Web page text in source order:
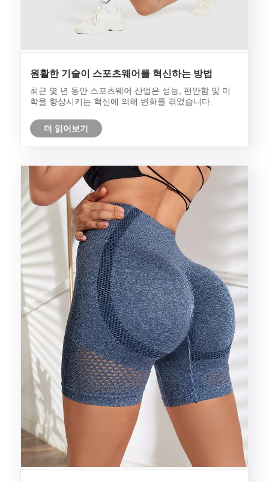
원활한 기술이 스포츠웨어를 혁신하는 방법
최근 몇 년 동안 스포츠웨어 산업은 성능, 편안함 및 미
학을 향상시키는 혁신에 의해 변화를 겪었습니다.
더 읽어보기